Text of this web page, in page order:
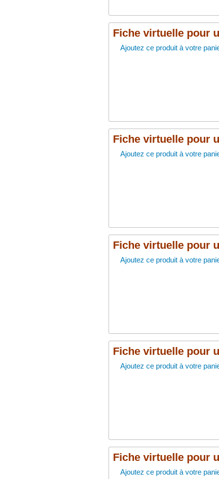
Fiche virtuelle pour
Ajoutez ce produit à votre
Fiche virtuelle pour
Ajoutez ce produit à votre
Fiche virtuelle pour
Ajoutez ce produit à votre
Fiche virtuelle pour
Ajoutez ce produit à votre
Fiche virtuelle pour
Ajoutez ce produit à votre